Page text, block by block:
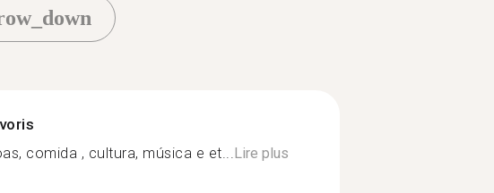
comida , cultura, música e et...Lire plus